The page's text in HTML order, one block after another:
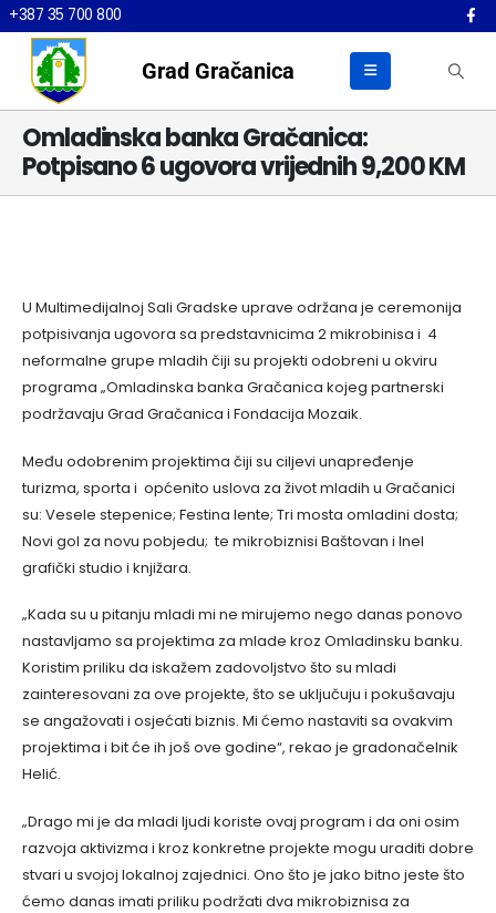
+387 35 700 800
Grad Gračanica
Omladinska banka Gračanica:
Potpisano 6 ugovora vrijednih 9,200 KM
U Multimedijalnoj Sali Gradske uprave održana je ceremonija
potpisivanja ugovora sa predstavnicima 2 mikrobinisa i 4
neformalne grupe mladih čiji su projekti odobreni u okviru
programa „Omladinska banka Gračanica kojeg partnerski
podržavaju Grad Gračanica i Fondacija Mozaik.
Među odobrenim projektima čiji su ciljevi unapređenje
turizma, sporta i općenito uslova za život mladih u Gračanici
su: Vesele stepenice; Festina lente; Tri mosta omladini dosta;
Novi gol za novu pobjedu; te mikrobiznisi Baštovan i Inel
grafički studio i knjižara.
„Kada su u pitanju mladi mi ne mirujemo nego danas ponovo
nastavljamo sa projektima za mlade kroz Omladinsku banku.
Koristim priliku da iskažem zadovoljstvo što su mladi
zainteresovani za ove projekte, što se uključuju i pokušavaju
se angažovati i osjećati biznis. Mi ćemo nastaviti sa ovakvim
projektima i bit će ih još ove godine“, rekao je gradonačelnik
Helić.
„Drago mi je da mladi ljudi koriste ovaj program i da oni osim
razvoja aktivizma i kroz konkretne projekte mogu uraditi dobre
stvari u svojoj lokalnoj zajednici. Ono što je jako bitno jeste što
ćemo danas imati priliku podržati dva mikrobiznisa za